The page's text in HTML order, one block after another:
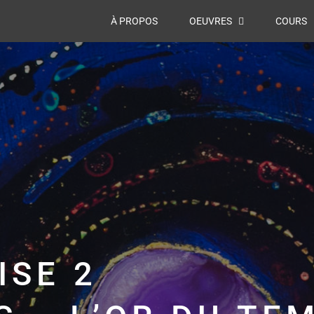
À PROPOS OEUVRES COURS
2